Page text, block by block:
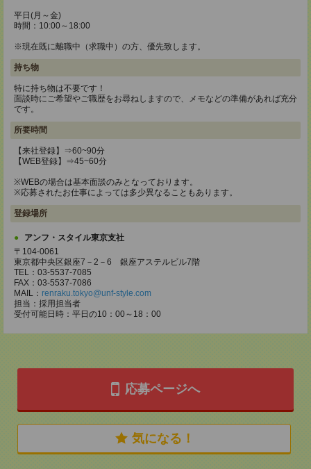
平日(月～金)
時間：10:00～18:00
※現在既に離職中（求職中）の方、優先致します。
持ち物
特に持ち物は不要です！
面談時にご希望やご職歴をお尋ねしますので、メモなどの準備があれば充分
です。
所要時間
【来社登録】⇒60~90分
【WEB登録】⇒45~60分
※WEBの場合は基本面談のみとなっております。
※応募されたお仕事によっては多少異なることもあります。
登録場所
アンフ・スタイル東京支社
〒104-0061
東京都中央区銀座7－2－6 銀座アステルビル7階
TEL：03-5537-7085
FAX：03-5537-7086
MAIL： renraku.tokyo@unf-style.com
担当：採用担当者
受付可能日時：平日の10：00～18：00
応募ページへ
気になる！